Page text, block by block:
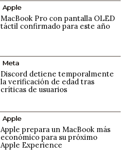
Apple
MacBook Pro con pantalla OLED
táctil confirmado para este año
Meta
Discord detiene temporalmente
la verificación de edad tras
críticas de usuarios
Apple
Apple prepara un MacBook más
económico para su próximo
Apple Experience